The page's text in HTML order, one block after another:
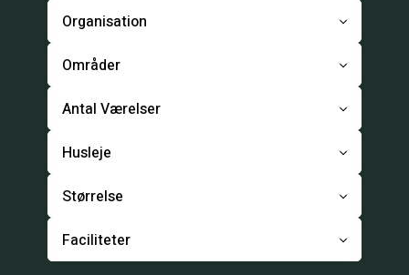
Organisation
Områder
Antal Værelser
Husleje
Størrelse
Faciliteter